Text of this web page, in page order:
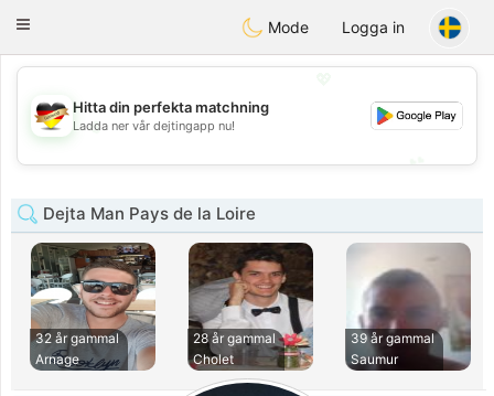
Deutsch Dating
Toggle
Mode Logga in
💖
💕
Hitta din perfekta matchning
Ladda ner vår dejtingapp nu!
Dejta Man Pays de la Loire
32 år gammal
Arnage
28 år gammal
Cholet
39 år gammal
Saumur